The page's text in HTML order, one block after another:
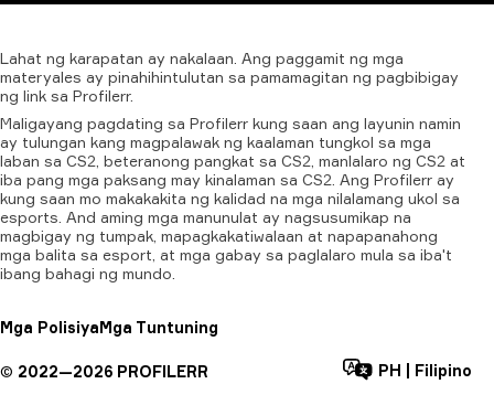
Lahat ng karapatan ay nakalaan. Ang paggamit ng mga
materyales ay pinahihintulutan sa pamamagitan ng pagbibigay
ng link sa Profilerr.
Maligayang pagdating sa Profilerr kung saan ang layunin namin
ay tulungan kang magpalawak ng kaalaman tungkol sa mga
laban sa CS2, beteranong pangkat sa CS2, manlalaro ng CS2 at
iba pang mga paksang may kinalaman sa CS2. Ang Profilerr ay
kung saan mo makakakita ng kalidad na mga nilalamang ukol sa
esports. And aming mga manunulat ay nagsusumikap na
magbigay ng tumpak, mapagkakatiwalaan at napapanahong
mga balita sa esport, at mga gabay sa paglalaro mula sa iba't
ibang bahagi ng mundo.
Mga PolisiyaMga Tuntuning
© 2022—2026 PROFILERR PH Filipino